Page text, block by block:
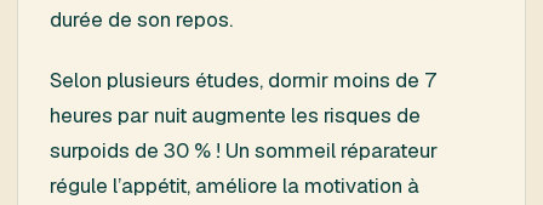
durée de son repos.
Selon plusieurs études, dormir moins de 7
heures par nuit augmente les risques de
surpoids de 30 % ! Un sommeil réparateur
régule l’appétit, améliore la motivation à